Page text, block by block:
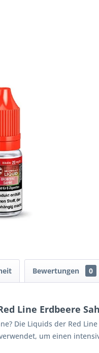
Bewertungen 0
Line Erdbeere
Die Liquids der Red
um einen